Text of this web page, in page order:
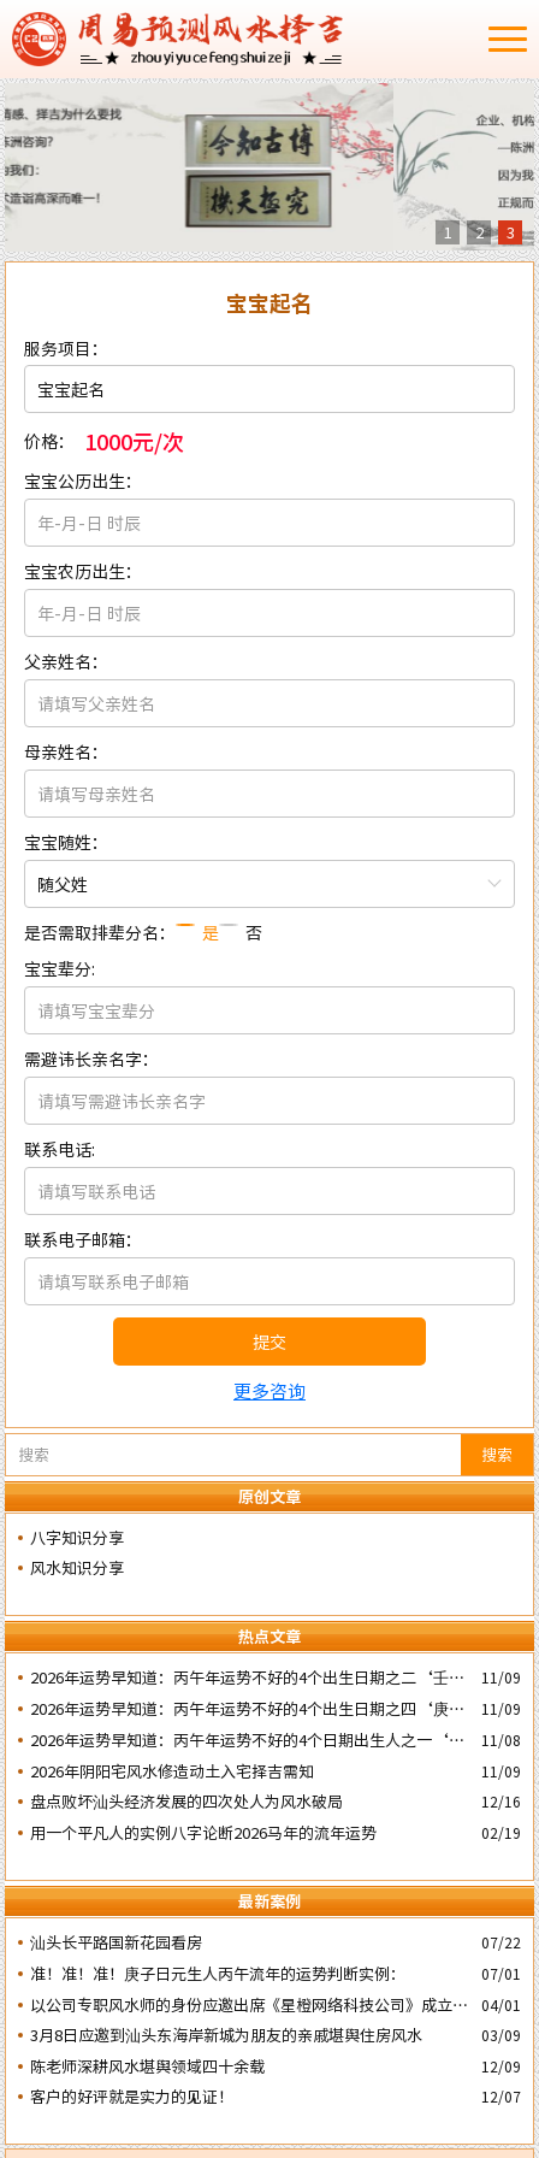
1 2 3
搜索
原创文章
八字知识分享
风水知识分享
热点文章
2026年运势早知道：丙午年运势不好的4个出生日期之二‘壬子’
日
11/09
2026年运势早知道：丙午年运势不好的4个出生日期之四‘庚子’
日
11/09
2026年运势早知道：丙午年运势不好的4个日期出生人之一‘戊
子’ 日
11/08
2026年阴阳宅风水修造动土入宅择吉需知 11/09
盘点败坏汕头经济发展的四次处人为风水破局 12/16
用一个平凡人的实例八字论断2026马年的流年运势 02/19
最新案例
汕头长平路国新花园看房
07/22
准！准！准！庚子日元生人丙午流年的运势判断实例： 07/01
以公司专职风水师的身份应邀出席《星橙网络科技公司》成立5
周年庆典
04/01
3月8日应邀到汕头东海岸新城为朋友的亲戚堪舆住房风水 03/09
陈老师深耕风水堪舆领域四十余载 12/09
客户的好评就是实力的见证！ 12/07
宝宝起名
服务项目：
价格： 1000元/次
宝宝公历出生：
宝宝农历出生：
父亲姓名：
母亲姓名：
宝宝随姓：
随父姓
是否需取排辈分名：
是
否
宝宝辈分:
需避讳长亲名字：
联系电话:
联系电子邮箱：
提交
更多咨询